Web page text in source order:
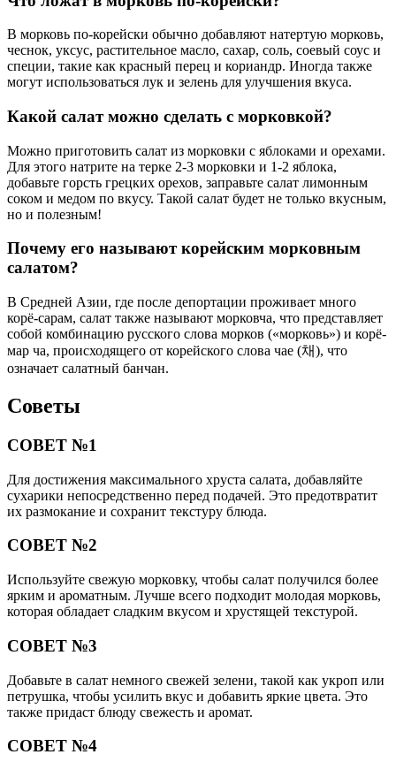
В морковь по-корейски обычно добавляют натертую морковь,
чеснок, уксус, растительное масло, сахар, соль, соевый соус и
специи, такие как красный перец и кориандр. Иногда также
могут использоваться лук и зелень для улучшения вкуса.
Какой салат можно сделать с морковкой?
Можно приготовить салат из морковки с яблоками и орехами.
Для этого натрите на терке 2-3 морковки и 1-2 яблока,
добавьте горсть грецких орехов, заправьте салат лимонным
соком и медом по вкусу. Такой салат будет не только вкусным,
но и полезным!
Почему его называют корейским морковным
салатом?
В Средней Азии, где после депортации проживает много
корё-сарам, салат также называют морковча, что представляет
собой комбинацию русского слова морков («морковь») и корё-
мар ча, происходящего от корейского слова чае (채), что
означает салатный банчан.
Советы
СОВЕТ №1
Для достижения максимального хруста салата, добавляйте
сухарики непосредственно перед подачей. Это предотвратит
их размокание и сохранит текстуру блюда.
СОВЕТ №2
Используйте свежую морковку, чтобы салат получился более
ярким и ароматным. Лучше всего подходит молодая морковь,
которая обладает сладким вкусом и хрустящей текстурой.
СОВЕТ №3
Добавьте в салат немного свежей зелени, такой как укроп или
петрушка, чтобы усилить вкус и добавить яркие цвета. Это
также придаст блюду свежесть и аромат.
СОВЕТ №4